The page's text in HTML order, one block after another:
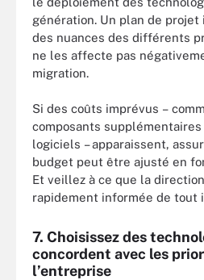
génération. Un plan de
des nuances des différents
ne les affecte pas
migration.
Si des coûts imprévus –
composants
logiciels – apparaissent,
budget peut être ajusté en
Et veillez à ce que la
rapidement informée de tout
7. Choisissez des
concordent avec les
l’entreprise